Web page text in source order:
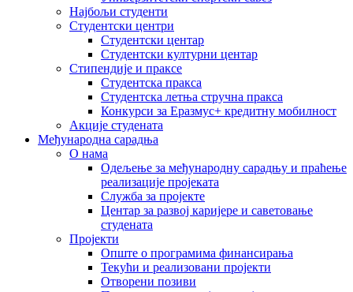
Најбољи студенти
Студентски центри
Студентски центар
Студентски културни центар
Стипендије и праксе
Студентска пракса
Студентска летња стручна пракса
Конкурси за Еразмус+ кредитну мобилност
Акције студената
Међународна сарадња
О нама
Одељење за међународну сарадњу и праћење
реализације пројеката
Служба за пројекте
Центар за развој каријере и саветовање
студената
Пројекти
Опште о програмима финансирања
Текући и реализовани пројекти
Отворени позиви